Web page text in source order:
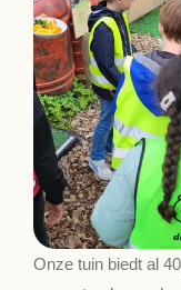
Onze tuin biedt al